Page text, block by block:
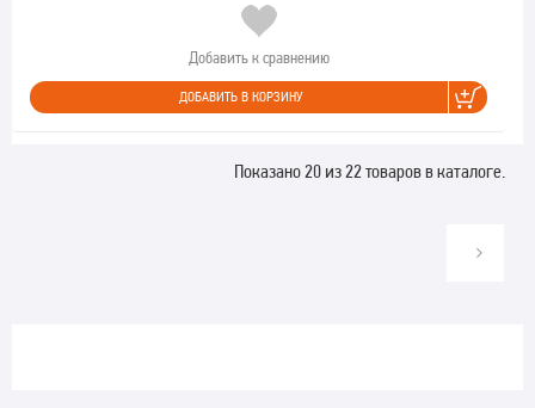
Добавить к сравнению
ДОБАВИТЬ В КОРЗИНУ
Показано 20 из 22 товаров в каталоге.